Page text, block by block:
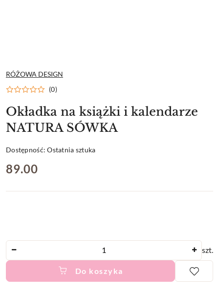
NAZWA
PRODUCENTA:
RÓŻOWA DESIGN
(0)
Okładka na książki i kalendarze
NATURA SÓWKA
Dostępność:Ostatnia sztuka
cena:
89.00
szt.
Do koszyka